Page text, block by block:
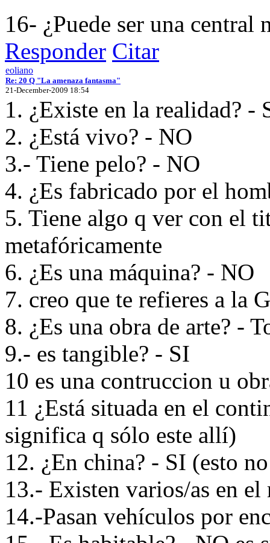
16- ¿Puede ser una central
Responder Citar
eoliano
Re: 20 Q "La amenaza fantasma"
21-December-2009 18:54
1. ¿Existe en la realidad? -
2. ¿Está vivo? - NO
3.- Tiene pelo? - NO
4. ¿Es fabricado por el
5. Tiene algo q ver con el
metafóricamente
6. ¿Es una máquina? - NO
7. creo que te refieres a la
8. ¿Es una obra de arte? -
9.- es tangible? - SI
10 es una contruccion u
11 ¿Está situada en el
significa q sólo este allí)
12. ¿En china? - SI (esto
13.- Existen varios/as en
14.-Pasan vehículos por